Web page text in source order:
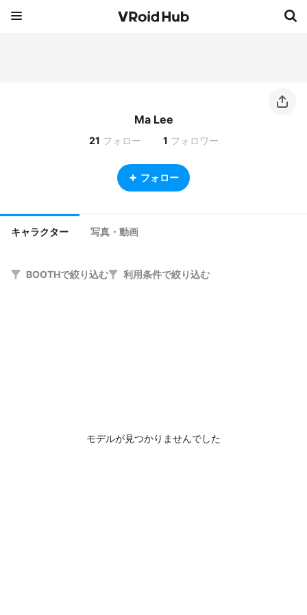
Ma Lee
21 フォロー 1 フォロワー
フォロー
キャラクター 写真・動画
BOOTHで絞り込む 利用条件で絞り込む
モデルが見つかりませんでした